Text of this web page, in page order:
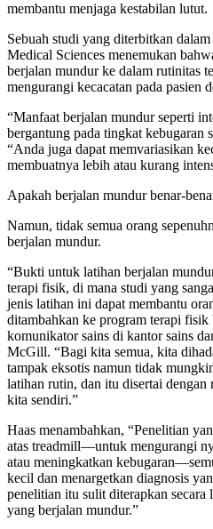
membantu menjaga kestabilan lutut.
Sebuah studi yang diterbitkan
Medical Sciences menemukan
berjalan mundur ke dalam rutinitas
mengurangi kecacatan pada pasien
“Manfaat berjalan mundur seperti
bergantung pada tingkat kebugaran
“Anda juga dapat memvariasikan
membuatnya lebih atau kurang
Apakah berjalan mundur benar-
Namun, tidak semua orang
berjalan mundur.
“Bukti untuk latihan berjalan
terapi fisik, di mana studi yang
jenis latihan ini dapat membantu
ditambahkan ke program terapi fisik
komunikator sains di kantor sains
McGill. “Bagi kita semua, kita
tampak eksotis namun tidak
latihan rutin, dan itu disertai dengan
kita sendiri.”
Haas menambahkan, “Penelitian
atas treadmill—untuk mengurangi
atau meningkatkan
kecil dan menargetkan diagnosis
penelitian itu sulit diterapkan secara
yang berjalan mundur.”